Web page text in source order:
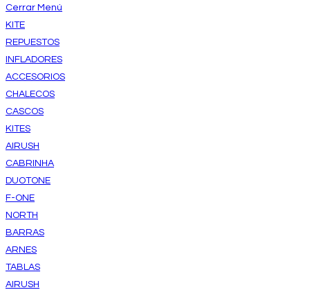
Cerrar Menú
KITE
REPUESTOS
INFLADORES
ACCESORIOS
CHALECOS
CASCOS
KITES
AIRUSH
CABRINHA
DUOTONE
F-ONE
NORTH
BARRAS
ARNES
TABLAS
AIRUSH